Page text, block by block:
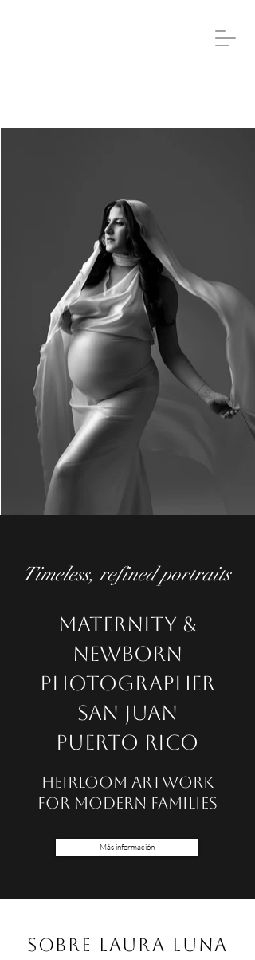
Timeless, refined portraits
Maternity &
Newborn
Photographer
San Juan
Puerto Rico
Heirloom artwork
for modern families
Más información
Sobre Laura Luna